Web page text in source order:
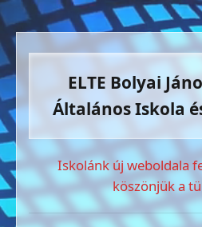
ELTE Bolyai
Általános Iskola
Iskolánk új weboldala
köszönjük a